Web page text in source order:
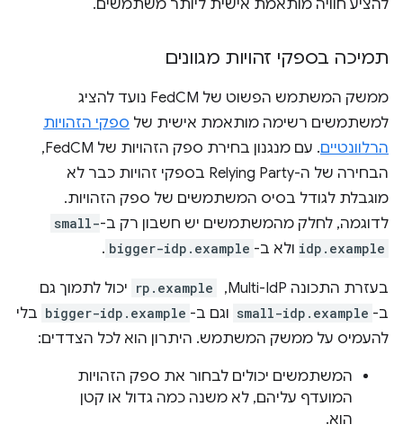
להציע חוויה מותאמת אישית ליותר משתמשים.
תמיכה בספקי זהויות מגוונים
ממשק המשתמש הפשוט של FedCM נועד להציג
למשתמשים רשימה מותאמת אישית של ספקי הזהויות
הרלוונטיים
. עם מנגנון בחירת ספק הזהויות של FedCM,
הבחירה של ה-Relying Party בספקי זהויות כבר לא
מוגבלת לגודל בסיס המשתמשים של ספק הזהויות.
לדוגמה, לחלק מהמשתמשים יש חשבון רק ב-small-
idp.example ולא ב- bigger-idp.example
.
בעזרת התכונה Multi-IdP, ‏ rp.example יכול לתמוך גם
ב- small-idp.example וגם ב- bigger-idp.example בלי
להעמיס על ממשק המשתמש. היתרון הוא לכל הצדדים:
המשתמשים יכולים לבחור את ספק הזהויות
המועדף עליהם, לא משנה כמה גדול או קטן
הוא.